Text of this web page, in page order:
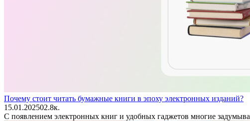
Почему стоит читать бумажные книги в эпоху электронных изданий?
15.01.202502.8к.
С появлением электронных книг и удобных гаджетов многие